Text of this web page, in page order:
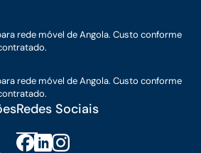
rede móvel de Angola. Custo conforme
rede móvel de Angola. Custo conforme
Redes Sociais